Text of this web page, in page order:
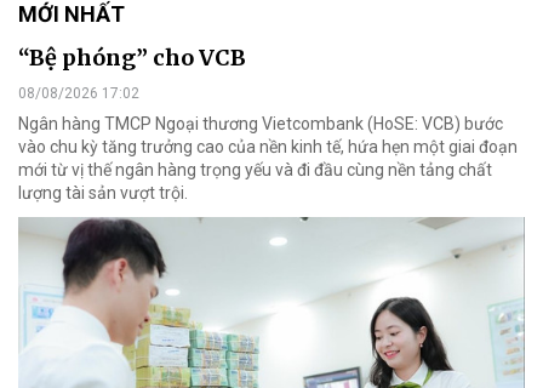
MỚI NHẤT
“Bệ phóng” cho VCB
08/08/2026 17:02
Ngân hàng TMCP Ngoại thương Vietcombank (HoSE: VCB) bước
vào chu kỳ tăng trưởng cao của nền kinh tế, hứa hẹn một giai đoạn
mới từ vị thế ngân hàng trọng yếu và đi đầu cùng nền tảng chất
lượng tài sản vượt trội.